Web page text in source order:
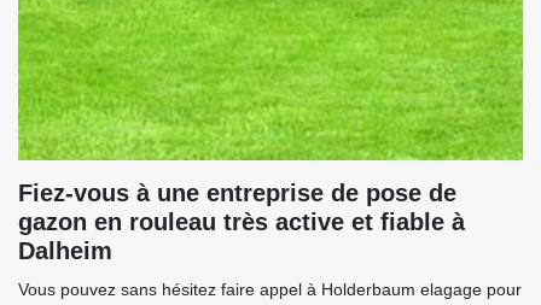
Fiez-vous à une entreprise de pose de
gazon en rouleau très active et fiable à
Dalheim
Vous pouvez sans hésitez faire appel à Holderbaum elagage pour